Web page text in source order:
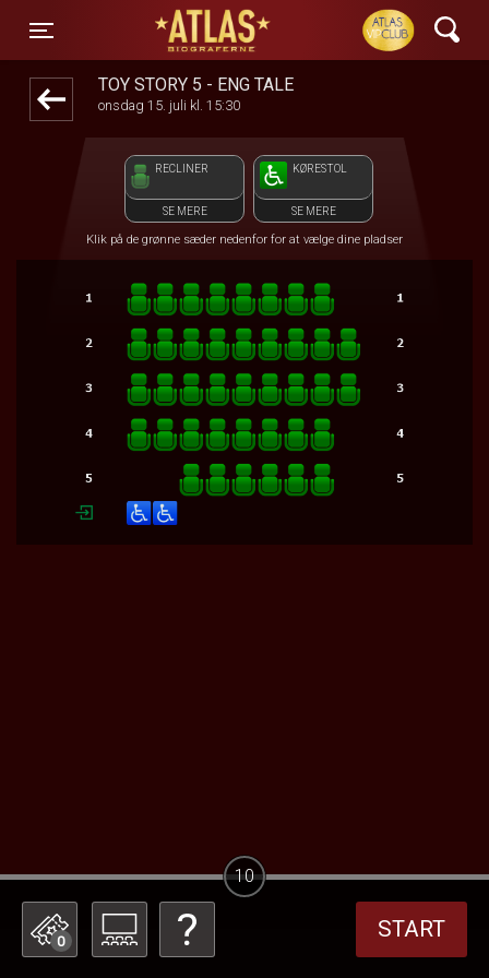
Toggle navigation
ATLAS Biograferne
TOY STORY 5 - ENG TALE
onsdag 15. juli kl. 15:30
RECLINER
SE MERE
KØRESTOL
SE MERE
Klik på de grønne sæder nedenfor for at vælge dine pladser
0 START
10
front05-temp 104939